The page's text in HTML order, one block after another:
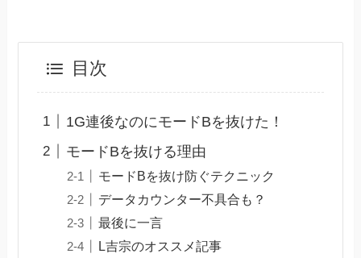
目次
1G連後なのにモードBを抜けた！
モードBを抜ける理由
モードBを抜け防ぐテクニック
データカウンター不具合も？
最後に一言
L吉宗のオススメ記事